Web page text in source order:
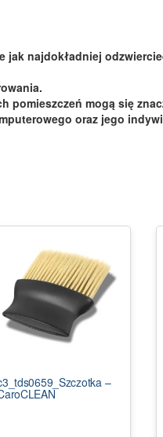
jak najdokładniej
pomieszczeń mogą się
oraz jego
–